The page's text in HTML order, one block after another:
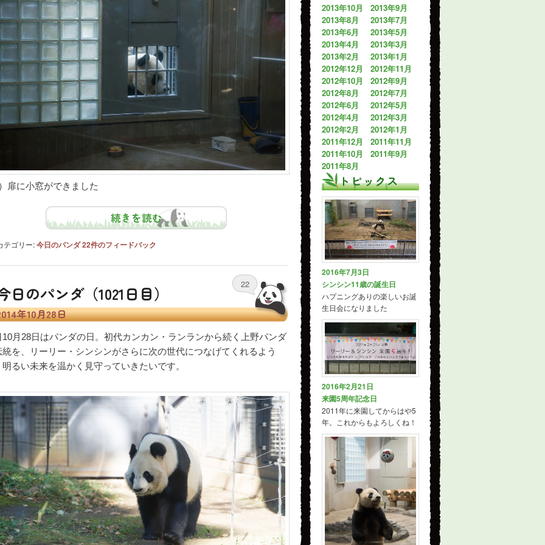
扉に小窓ができました
続きを読む
テゴリー:今日のパンダ22件のフィードバック
日のパンダ（1021日目）
年10月28日
22
10月28日はパンダの日。初代カンカン・ランランから続く上野パンダ
統を、リーリー・シンシンがさらに次の世代につなげてくれるよう
明るい未来を温かく見守っていきたいです。
2013年10月
2013年9月
2013年8月
2013年7月
2013年6月
2013年5月
2013年4月
2013年3月
2013年2月
2013年1月
2012年12月
2012年11月
2012年10月
2012年9月
2012年8月
2012年7月
2012年6月
2012年5月
2012年4月
2012年3月
2012年2月
2012年1月
2011年12月
2011年11月
2011年10月
2011年9月
2011年8月
トピックス
2016年7月3日
シンシン11歳の誕生日
ハプニングありの楽しいお誕
生日会になりました
2016年2月21日
来園5周年記念日
2011年に来園してからはや5
年。これからもよろしくね！